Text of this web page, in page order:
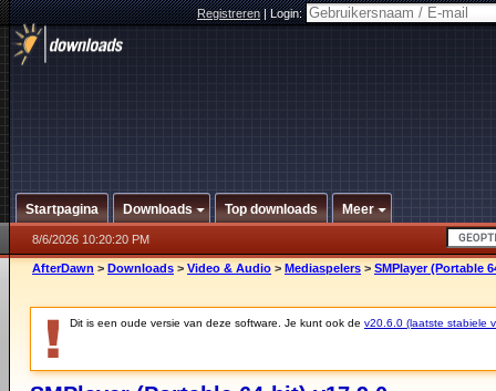
Registreren|Login:
Startpagina Downloads Top downloads Meer
8/6/2026 10:20:20 PM
AfterDawn > Downloads > Video & Audio > Mediaspelers > SMPlayer (Portable
Dit is een oude versie van deze software. Je kunt ook de v20.6.0 (laatste stabiele